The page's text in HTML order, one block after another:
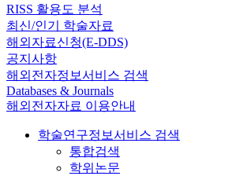
RISS 활용도 분석
최신/인기 학술자료
해외자료신청(E-DDS)
공지사항
해외전자정보서비스 검색
Databases & Journals
해외전자자료 이용안내
학술연구정보서비스 검색
통합검색
학위논문